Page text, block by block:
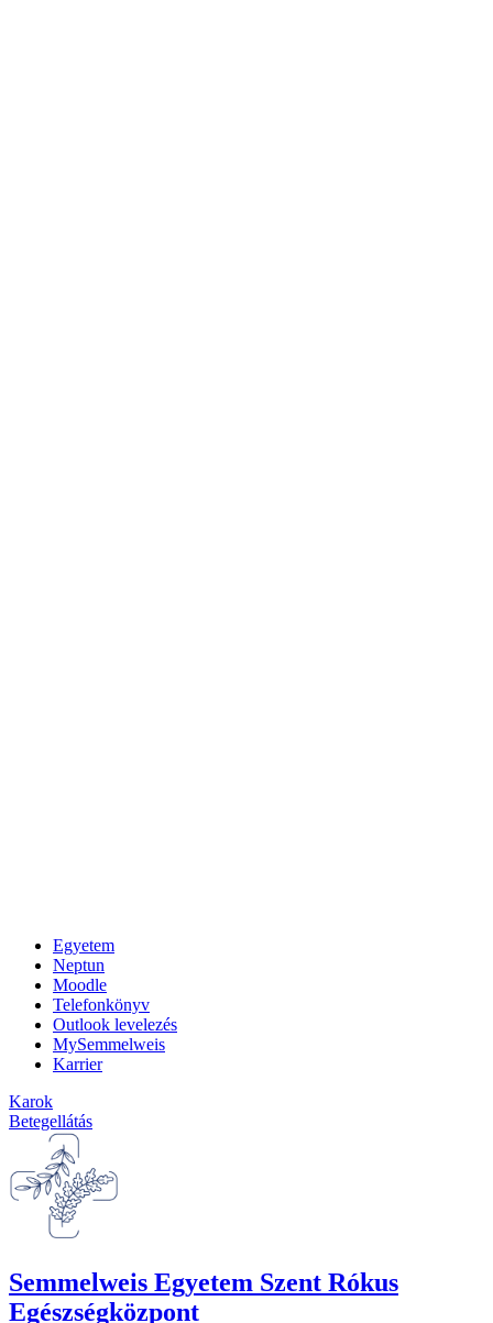
Egyetem
Neptun
Moodle
Telefonkönyv
Outlook levelezés
MySemmelweis
Karrier
Karok
Betegellátás
Semmelweis Egyetem Szent Rókus
Egészségközpont